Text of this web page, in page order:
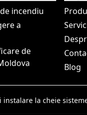
incendiu
a
de
Blog
instalare la cheie